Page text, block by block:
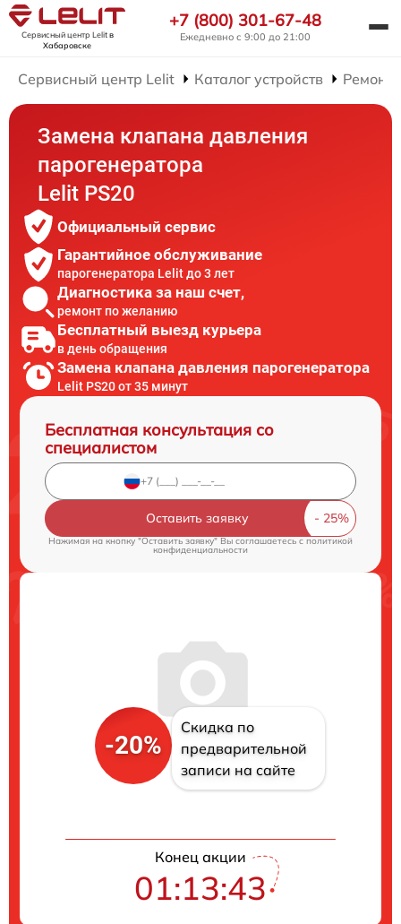
Сервисный центр Lelitв
Хабаровске
+7 (800) 301-67-48
Ежедневно с 9:00 до 21:00
Сервисный центр Lelit Каталог устройств Ремонт
Замена клапана давления
парогенератора
Lelit PS20
Официальный сервис
Гарантийное обслуживание
парогенератора Lelit до 3 лет
Диагностика за наш счет,
ремонт по желанию
Бесплатный выезд курьера
в день обращения
Замена клапана давления парогенератора
Lelit PS20 от 35 минут
Бесплатная консультация со
специалистом
Оставить заявку
Нажимая на кнопку "Оставить заявку" Вы соглашаетесь cполитикой
конфиденциальности
-20%
Скидка по
предварительной
записи на сайте
Конец акции
01:13:42